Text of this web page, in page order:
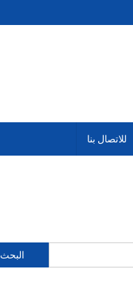
للاتصال بنا
البحث